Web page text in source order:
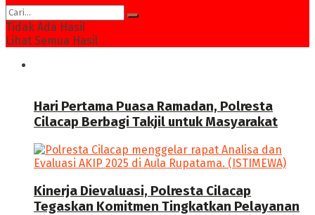
Tidak Ada Hasil
Lihat Semua Hasil
Hari Pertama Puasa Ramadan, Polresta
Cilacap Berbagi Takjil untuk Masyarakat
Kinerja Dievaluasi, Polresta Cilacap
Tegaskan Komitmen Tingkatkan Pelayanan